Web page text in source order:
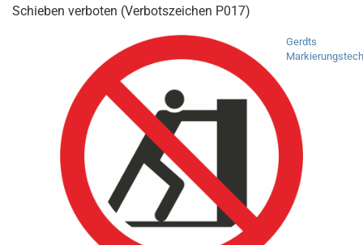
Schieben verboten (Verbotszeichen P017)
Gerdts